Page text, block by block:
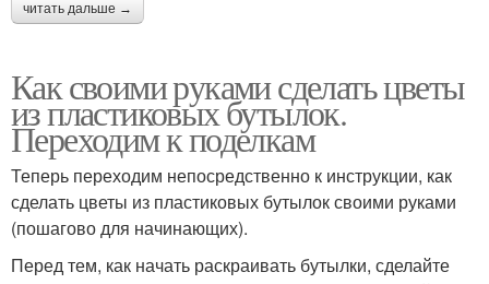
читать дальше →
Как своими руками сделать цветы
из пластиковых бутылок.
Переходим к поделкам
Теперь переходим непосредственно к инструкции, как
сделать цветы из пластиковых бутылок своими руками
(пошагово для начинающих).
Перед тем, как начать раскраивать бутылки, сделайте